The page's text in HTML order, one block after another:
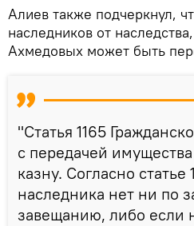
Алиев также подчеркнул,
наследников от
Ахмедовых может быть
"Статья 1165
с передачей
казну. Согласно статье
наследника нет ни по
завещанию, либо если